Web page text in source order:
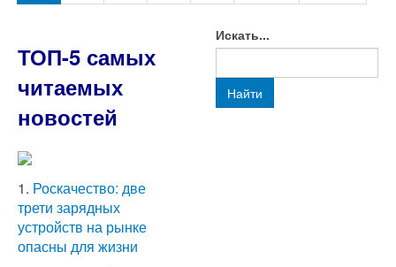
ТОП-5 самых
читаемых
новостей
1. Роскачество: две
трети зарядных
устройств на рынке
опасны для жизни
Искать...
Найти